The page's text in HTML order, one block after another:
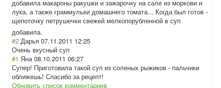
добавила макароны ракушки и зажарочку на сале из моркови и
лука, а также граммульки домашнего томата... Когда был готов -
щепоточку петрушечки свежей мелкопорубленной в суп
добавила.
#2 Дарья 07.11.2011 12:25
Очень вкусный суп
#1 Яна 08.10.2011 06:27
Супер! Приготовила такой суп из соленых рыжиков - пальчики
оближешь! Спасибо за рецепт!
Обновить список комментариев